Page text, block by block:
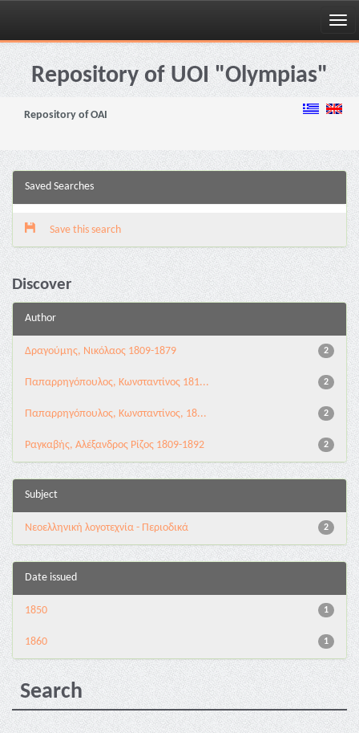
Skip
navigationRepository of UOI "Olympias"
Repository of OAI
Saved Searches
Save this search
Discover
Author
2
Δραγούμης, Νικόλαος 1809-1879
2
Παπαρρηγόπουλος, Κωνσταντίνος 181...
2
Παπαρρηγόπουλος, Κωνσταντίνος, 18...
2
Ραγκαβής, Αλέξανδρος Ρίζος 1809-1892
Subject
2
Νεοελληνική λογοτεχνία - Περιοδικά
Date issued
1
1850
1
1860
Search